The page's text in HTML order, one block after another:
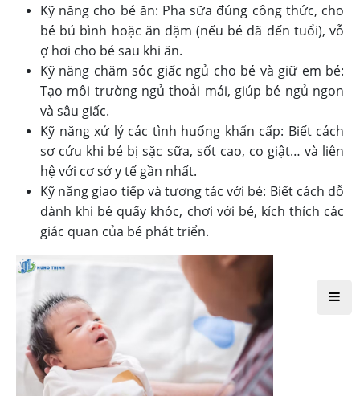
Kỹ năng cho bé ăn: Pha sữa đúng công thức, cho
bé bú bình hoặc ăn dặm (nếu bé đã đến tuổi), vỗ
ợ hơi cho bé sau khi ăn.
Kỹ năng chăm sóc giấc ngủ cho bé và giữ em bé:
Tạo môi trường ngủ thoải mái, giúp bé ngủ ngon
và sâu giấc.
Kỹ năng xử lý các tình huống khẩn cấp: Biết cách
sơ cứu khi bé bị sặc sữa, sốt cao, co giật… và liên
hệ với cơ sở y tế gần nhất.
Kỹ năng giao tiếp và tương tác với bé: Biết cách dỗ
dành khi bé quấy khóc, chơi với bé, kích thích các
giác quan của bé phát triển.